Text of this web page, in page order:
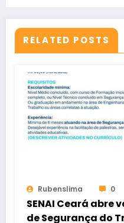
RELATED POSTS
Rubenslima 0
SENAI Ceará
de Segurança do